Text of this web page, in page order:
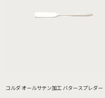
コルダ オールサテン加工 バタースプレダー